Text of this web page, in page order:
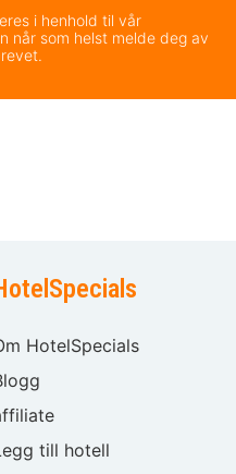
i henhold til vår
når som helst melde deg av
HotelSpecials
till hotell